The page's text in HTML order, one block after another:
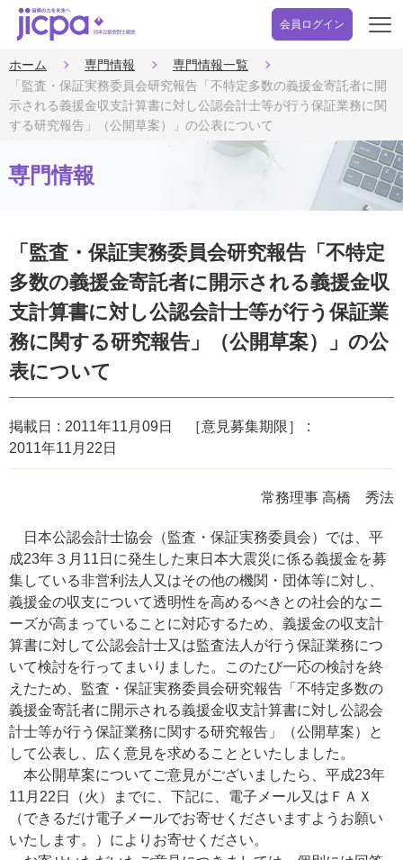
会員ログイン
開
ホーム 専門情報
専門情報一覧
「監査・保証実務委員会研究報告「不特定多数の義援金寄託者に開
示される義援金収支計算書に対し公認会計士等が行う保証業務に関
する研究報告」（公開草案）」の公表について
専門情報
「監査・保証実務委員会研究報告「不特定
多数の義援金寄託者に開示される義援金収
支計算書に対し公認会計士等が行う保証業
務に関する研究報告」（公開草案）」の公
表について
掲載日 2011年11月09日
［意見募集期限］
2011年11月22日
常務理事 高橋 秀法
日本公認会計士協会（監査・保証実務委員会）では、平
成23年３月11日に発生した東日本大震災に係る義援金を募
集している非営利法人又はその他の機関・団体等に対し、
義援金の収支について透明性を高めるべきとの社会的なニ
ーズが高まっていることに対応するため、義援金の収支計
算書に対して公認会計士又は監査法人が行う保証業務につ
いて検討を行ってまいりました。このたび一応の検討を終
えたため、監査・保証実務委員会研究報告「不特定多数の
義援金寄託者に開示される義援金収支計算書に対し公認会
計士等が行う保証業務に関する研究報告」（公開草案）と
して公表し、広く意見を求めることといたしました。
本公開草案についてご意見がございましたら、平成23年
11月22日（火）までに、下記に、電子メール又はＦＡＸ
（できるだけ電子メールでお寄せくださいますようお願い
いたします。）によりお寄せください。